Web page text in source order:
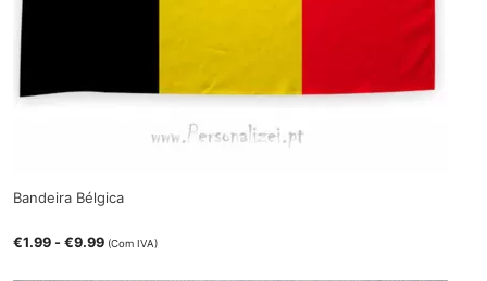
Bandeira Bélgica
€1.99 -€9.99 (Com IVA)